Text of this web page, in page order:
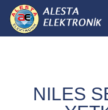
NILES